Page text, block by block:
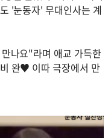
'눈동자' 무대인사는 계
나요"라며 애교 가득한
완♥ 이따 극장에서 만